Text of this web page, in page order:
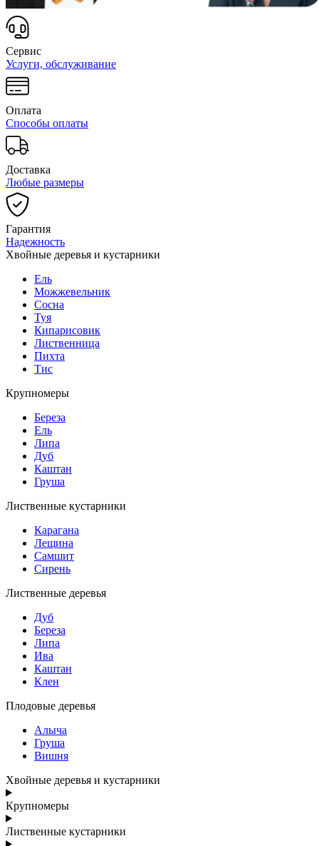
Сервис
Услуги, обслуживание
Оплата
Способы оплаты
Доставка
Любые размеры
Гарантия
Надежность
Хвойные деревья и кустарники
Ель
Можжевельник
Сосна
Туя
Кипарисовик
Лиственница
Пихта
Тис
Крупномеры
Береза
Ель
Липа
Дуб
Каштан
Груша
Лиственные кустарники
Карагана
Лещина
Самшит
Сирень
Лиственные деревья
Дуб
Береза
Липа
Ива
Каштан
Клен
Плодовые деревья
Алыча
Груша
Вишня
Хвойные деревья и кустарники
Крупномеры
Лиственные кустарники